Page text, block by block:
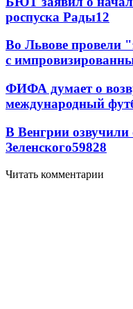
роспуска Рады12
Во Львове провели
с
ФИФА думает о
международный
В Венгрии
Зеленского59828
Читать комментарии